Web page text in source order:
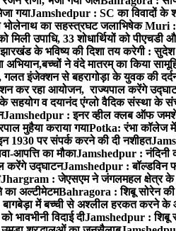
गयाJamshedpur : SC का विवादों के
भोलेनाथ का सहस्त्रघट जलाभिषेकMuri :
उपाधि, 33 शोधार्थियों को पीएचडी
के भविष्य की दिशा तय करेगी : सुदेश
ने वंदे मातरम् का किया
इंजेक्शन से बहरागोड़ा के युवक की
कर रहा आयोजन, राज्यपाल करेंगे
सहयोग व दयानंद एंग्लो वैदिक संस्था के
Jamshedpur : इनर व्हील क्लब ऑफ
मुहैया कराया गयाPotka: रंभा कॉलेज में
1930 पर संपर्क करने की दी नशीहत
आपत्ति का मौकाJamshedpur : नंदिनी
करेंगे उद्घाटनJamshedpur : बॉल्डविन
Jhargram : जेएसएम ने जंगलमहल क्षेत्र के
का अल्टीमेटमBahragora : शिबू सोरेन की
में बच्ची से अश्लील हरकत करने के
भावभीनी विदाई दीJamshedpur : शिबू